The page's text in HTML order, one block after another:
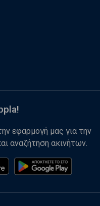
εφαρμογή μας για την
αναζήτηση ακινήτων.